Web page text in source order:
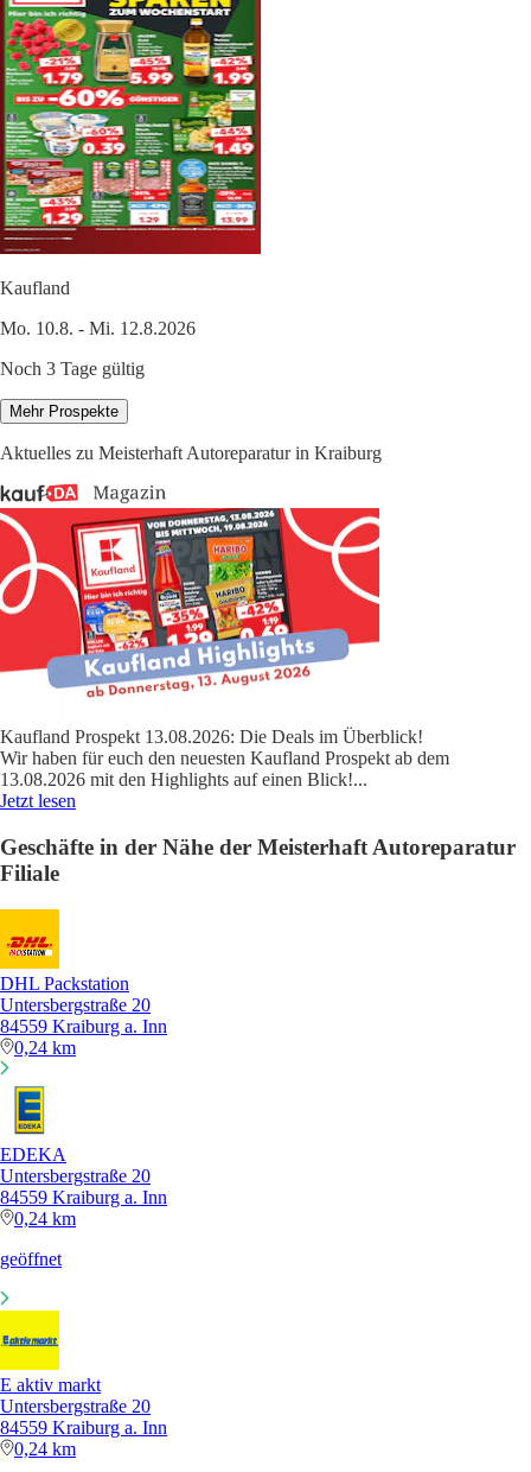
Kaufland
Mo. 10.8. - Mi. 12.8.2026
Noch 3 Tage gültig
Mehr Prospekte
Aktuelles zu Meisterhaft Autoreparatur in Kraiburg
Kaufland Prospekt 13.08.2026: Die Deals im Überblick!
Wir haben für euch den neuesten Kaufland Prospekt ab dem
13.08.2026 mit den Highlights auf einen Blick!...
Jetzt lesen
Geschäfte in der Nähe der Meisterhaft Autoreparatur
Filiale
DHL Packstation
Untersbergstraße 20
84559 Kraiburg a. Inn
0,24 km
EDEKA
Untersbergstraße 20
84559 Kraiburg a. Inn
0,24 km
geöffnet
E aktiv markt
Untersbergstraße 20
84559 Kraiburg a. Inn
0,24 km